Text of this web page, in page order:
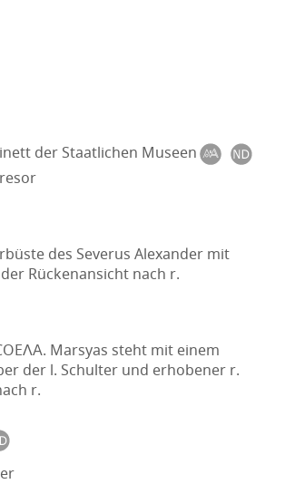
der Staatlichen Museen
des Severus Alexander mit
Rückenansicht nach r.
Marsyas steht mit einem
der l. Schulter und erhobener r.
r.